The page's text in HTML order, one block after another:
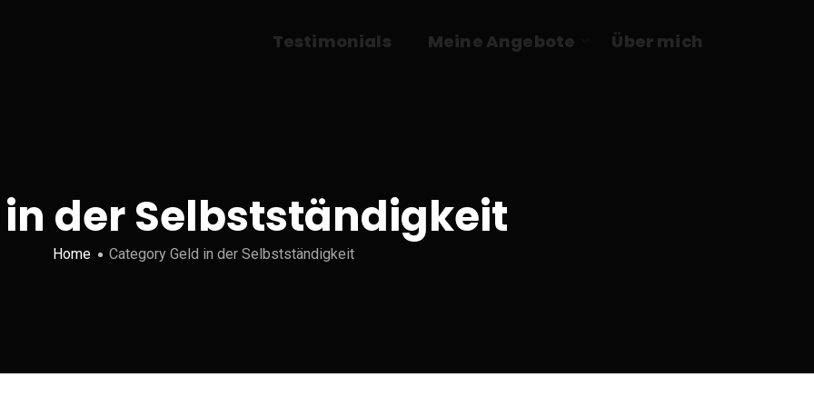
Testimonials Meine Angebote Über mich
in der Selbstständigkeit
Home Category Geld in der Selbstständigkeit